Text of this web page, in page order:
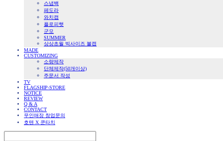
스냅백
페도라
와치캡
플로피햇
군모
SUMMER
상상초월 빅사이즈 볼캡
MADE
CUSTOMIZING
소량제작
단체제작(50개이상)
주문서 작성
TV
FLAGSHIP-STORE
NOTICE
REVIEW
Q & A
CONTACT
무인매장 창업문의
호텐 X 쿤타치